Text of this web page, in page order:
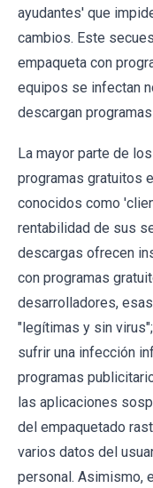
ayudantes' que
cambios. Este
empaqueta con
equipos se infectan
descargan
La mayor parte de
programas gratuitos
conocidos como
rentabilidad de sus
descargas ofrecen
con programas
desarrolladores,
"legítimas y sin
sufrir una infección
programas
las aplicaciones
del empaquetado
varios datos del
personal. Asimismo,